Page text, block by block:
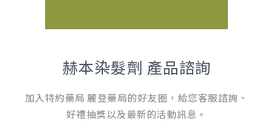
赫本染髮劑 產品諮詢
加入特約藥局 麗登藥局的好友圈，給您客服諮詢、
好禮抽獎以及最新的活動訊息。